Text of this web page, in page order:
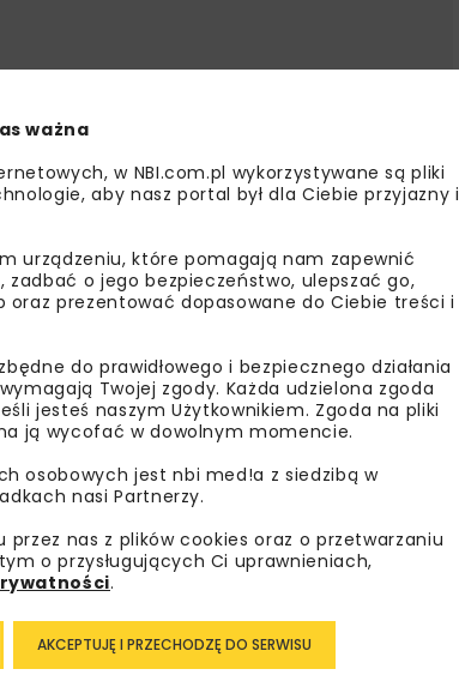
FEnIKS
swojej historii – projekt „Docelowe rozwiązanie
wysoki stopień skomplikowania
W odpowiedzi spółka skutecznie
Klimat i Środowisko (FEnIKS).
netto, co stanowi największe dofinansowanie
ważna
w NBI.com.pl wykorzystywane są pliki
aby nasz portal był dla Ciebie przyjazny i
urządzeniu, które pomagają nam zapewnić
zadbać o jego bezpieczeństwo, ulepszać go,
prezentować dopasowane do Ciebie treści i
do prawidłowego i bezpiecznego działania
Twojej zgody. Każda udzielona zgoda
jesteś naszym Użytkownikiem. Zgoda na pliki
ją wycofać w dowolnym momencie.
osobowych jest nbi med!a z siedzibą w
nasi Partnerzy.
nas z plików cookies oraz o przetwarzaniu
o przysługujących Ci uprawnieniach,
.
AKCEPTUJĘ I PRZECHODZĘ DO SERWISU